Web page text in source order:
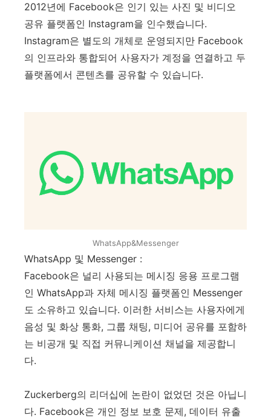
2012년에 Facebook은 인기 있는 사진 및 비디오
공유 플랫폼인 Instagram을 인수했습니다.
Instagram은 별도의 개체로 운영되지만 Facebook
의 인프라와 통합되어 사용자가 계정을 연결하고 두
플랫폼에서 콘텐츠를 공유할 수 있습니다.
WhatsApp&Messenger
WhatsApp 및 Messenger :
Facebook은 널리 사용되는 메시징 응용 프로그램
인 WhatsApp과 자체 메시징 플랫폼인 Messenger
도 소유하고 있습니다. 이러한 서비스는 사용자에게
음성 및 화상 통화, 그룹 채팅, 미디어 공유를 포함하
는 비공개 및 직접 커뮤니케이션 채널을 제공합니
다.
Zuckerberg의 리더십에 논란이 없었던 것은 아닙니
다. Facebook은 개인 정보 보호 문제, 데이터 유출